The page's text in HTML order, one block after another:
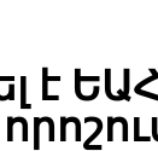
է